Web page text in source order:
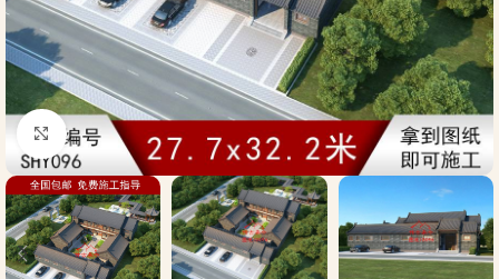
Click to enlarge